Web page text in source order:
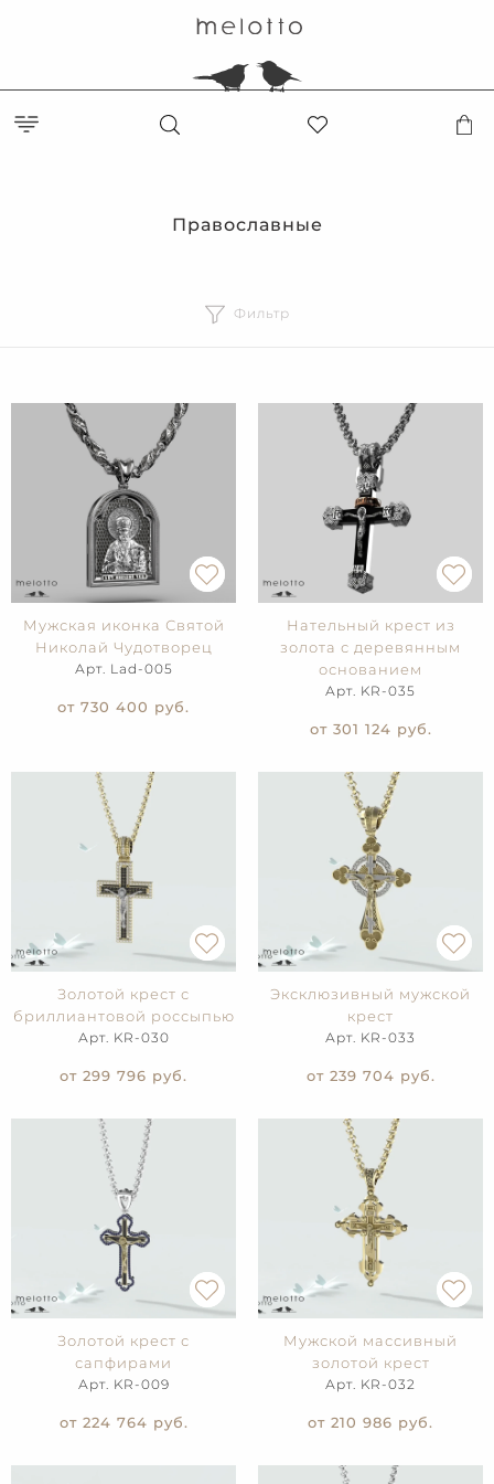
Православные
Фильтр
Мужская иконка Святой
Николай Чудотворец
Арт. Lad-005
от 730 400 руб.
Нательный крест из
золота с деревянным
основанием
Арт. KR-035
от 301 124 руб.
Золотой крест с
бриллиантовой россыпью
Арт. KR-030
от 299 796 руб.
Эксклюзивный мужской
крест
Арт. KR-033
от 239 704 руб.
Золотой крест с
сапфирами
Арт. KR-009
от 224 764 руб.
Мужской массивный
золотой крест
Арт. KR-032
от 210 986 руб.